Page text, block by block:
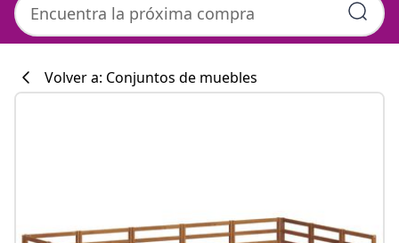
#sharemevidaxl
Volver a: Conjuntos de muebles